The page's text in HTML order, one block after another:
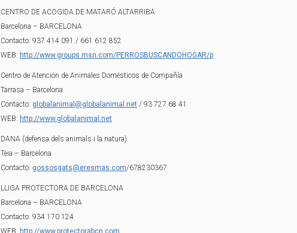
CENTRO DE ACOGIDA DE MATARÓ ALTARRIBA
Barcelona – BARCELONA
Contacto: 937 414 091 / 661 612 852
WEB: http://www.groups.msn.com/PERROSBUSCANDOHOGAR/p
Centro de Atención de Animales Domésticos de Compañía
Tarrasa – Barcelona
Contacto: globalanimal@globalanimal.net / 93 727 68 41
WEB: http://www.globalanimal.net
DANA (defensa dels animals i la natura)
Teia – Barcelona
Contacto: gossosgats@eresmas.com/678230367
LLIGA PROTECTORA DE BARCELONA
Barcelona – BARCELONA
Contacto: 934 170 124
WEB: http://www.protectorabcn.com